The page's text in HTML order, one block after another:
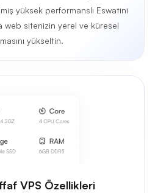
yüksek performanslı Eswatini
web sitenizin yerel ve küresel
yükseltin.
VPS Özellikleri